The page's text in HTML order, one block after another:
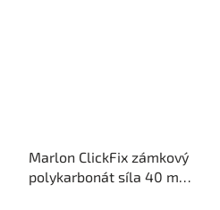
Marlon ClickFix zámkový
polykarbonát síla 40 mm